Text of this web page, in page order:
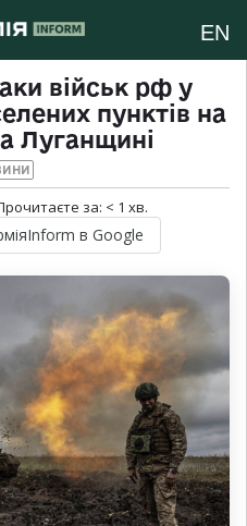
EN
військ рф у
пунктів на
Луганщині
за: < 1 хв.
в Google